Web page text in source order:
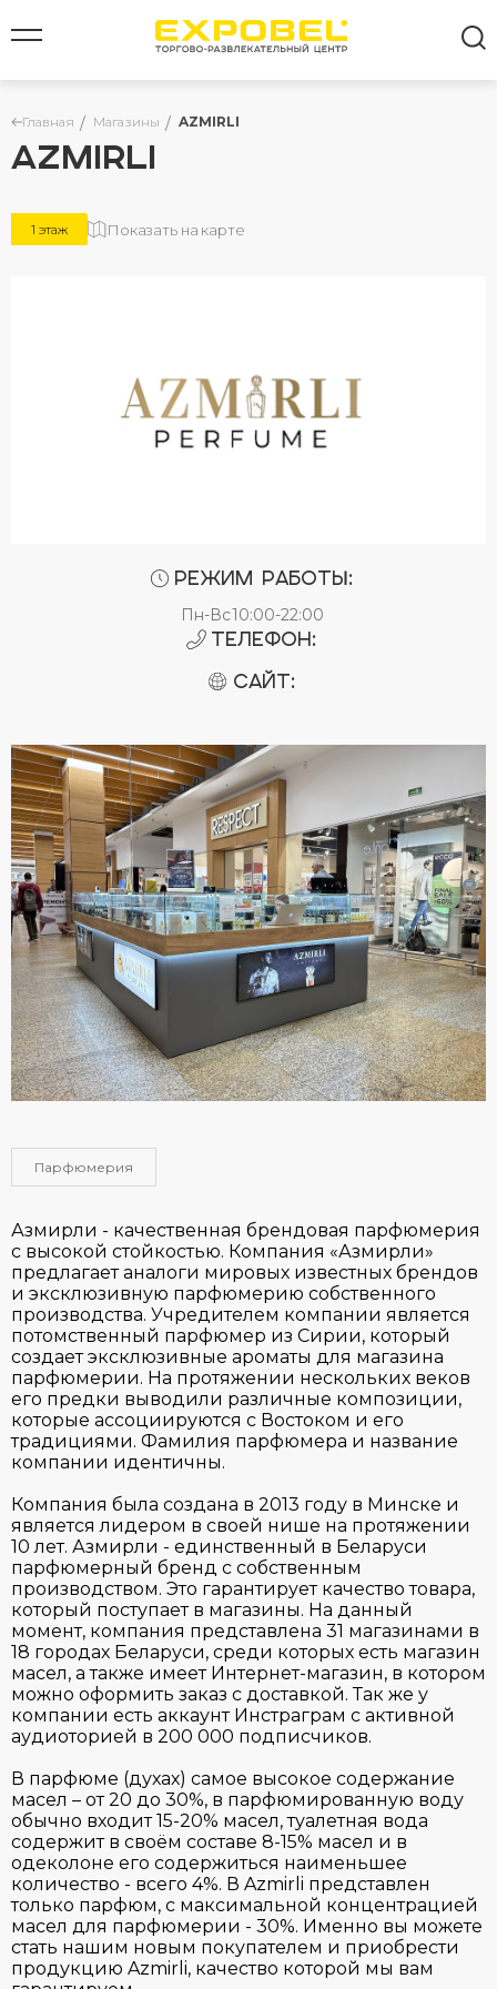
Главная Магазины AZMIRLI
AZMIRLI
1 этаж Показать на карте
Режим работы:
Пн-Вс10:00-22:00
Телефон:
Сайт:
Парфюмерия
Азмирли - качественная брендовая парфюмерия
с высокой стойкостью. Компания «Азмирли»
предлагает аналоги мировых известных брендов
и эксклюзивную парфюмерию собственного
производства. Учредителем компании является
потомственный парфюмер из Сирии, который
создает эксклюзивные ароматы для магазина
парфюмерии. На протяжении нескольких веков
его предки выводили различные композиции,
которые ассоциируются с Востоком и его
традициями. Фамилия парфюмера и название
компании идентичны.
Компания была создана в 2013 году в Минске и
является лидером в своей нише на протяжении
10 лет. Азмирли - единственный в Беларуси
парфюмерный бренд с собственным
производством. Это гарантирует качество товара,
который поступает в магазины. На данный
момент, компания представлена 31 магазинами в
18 городах Беларуси, среди которых есть магазин
масел, а также имеет Интернет-магазин, в котором
можно оформить заказ с доставкой. Так же у
компании есть аккаунт Инстраграм с активной
аудиоторией в 200 000 подписчиков.
В парфюме (духах) самое высокое содержание
масел – от 20 до 30%, в парфюмированную воду
обычно входит 15-20% масел, туалетная вода
содержит в своём составе 8-15% масел и в
одеколоне его содержиться наименьшее
количество - всего 4%. В Azmirli представлен
только парфюм, с максимальной концентрацией
масел для парфюмерии - 30%. Именно вы можете
стать нашим новым покупателем и приобрести
продукцию Azmirli, качество которой мы вам